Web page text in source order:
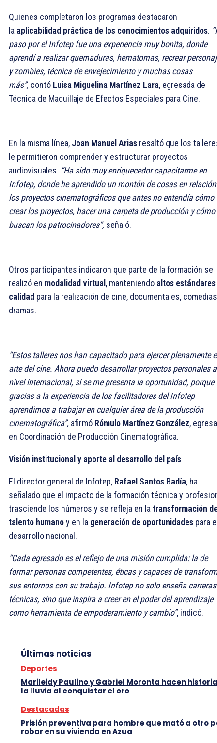
Quienes completaron los programas destacaron
la aplicabilidad práctica de los conocimientos adquiridos.
paso por el Infotep fue una experiencia muy bonita, donde
aprendí a realizar quemaduras, hematomas, recrear
y zombies, técnica de envejecimiento y muchas cosas
más”, contó Luisa Miguelina Martínez Lara, egresada de
Técnica de Maquillaje de Efectos Especiales para Cine.
En la misma línea, Joan Manuel Arias resaltó que los
le permitieron comprender y estructurar proyectos
audiovisuales. “Ha sido muy enriquecedor capacitarme en
Infotep, donde he aprendido un montón de cosas en
los proyectos cinematográficos que antes no entendía cómo
crear los proyectos, hacer una carpeta de producción y cómo
buscan los patrocinadores”, señaló.
Otros participantes indicaron que parte de la formación se
realizó en modalidad virtual, manteniendo altos estándares
calidad para la realización de cine, documentales,
dramas.
“Estos talleres nos han capacitado para ejercer plenamente
arte del cine. Ahora puedo desarrollar proyectos personales a
nivel internacional, si se me presenta la oportunidad, porque
gracias a la experiencia de los facilitadores del Infotep
aprendimos a trabajar en cualquier área de la producción
cinematográfica”, afirmó Rómulo Martínez González,
en Coordinación de Producción Cinematográfica.
Visión institucional y aporte al desarrollo del país
El director general de Infotep, Rafael Santos Badía, ha
señalado que el impacto de la formación técnica y
trasciende los números y se refleja en la transformación
talento humanoy en la generación de oportunidades para
desarrollo nacional.
“Cada egresado es el reflejo de una misión cumplida: la de
formar personas competentes, éticas y capaces de
sus entornos con su trabajo. Infotep no solo enseña carreras
técnicas, sino que inspira a creer en el poder del aprendizaje
como herramienta de empoderamiento y cambio”, indicó.
Últimas noticias
Deportes
Marileidy Paulino y Gabriel Moronta hacen
la lluvia al conquistar el oro
Destacadas
Prisión preventiva para hombre que mató a otro
robar en su vivienda en Azua